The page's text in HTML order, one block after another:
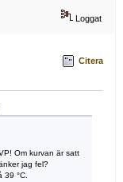
Loggat
Citera
Om kurvan är satt
jag fel?
39 °C.